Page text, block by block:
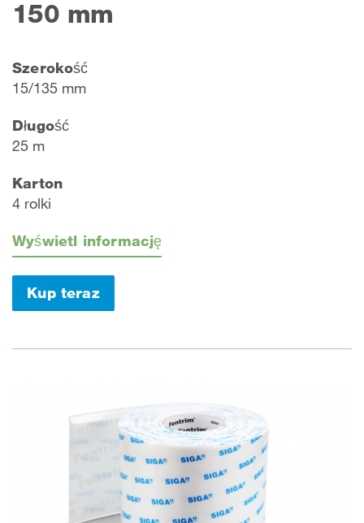
150 mm
Szerokość
15/135 mm
Długość
25 m
Karton
4 rolki
Wyświetl informację
Kup teraz